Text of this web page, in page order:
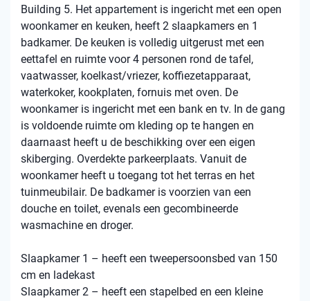
Building 5. Het appartement is ingericht met een open
woonkamer en keuken, heeft 2 slaapkamers en 1
badkamer. De keuken is volledig uitgerust met een
eettafel en ruimte voor 4 personen rond de tafel,
vaatwasser, koelkast/vriezer, koffiezetapparaat,
waterkoker, kookplaten, fornuis met oven. De
woonkamer is ingericht met een bank en tv. In de gang
is voldoende ruimte om kleding op te hangen en
daarnaast heeft u de beschikking over een eigen
skiberging. Overdekte parkeerplaats. Vanuit de
woonkamer heeft u toegang tot het terras en het
tuinmeubilair. De badkamer is voorzien van een
douche en toilet, evenals een gecombineerde
wasmachine en droger.
Slaapkamer 1 – heeft een tweepersoonsbed van 150
cm en ladekast
Slaapkamer 2 – heeft een stapelbed en een kleine